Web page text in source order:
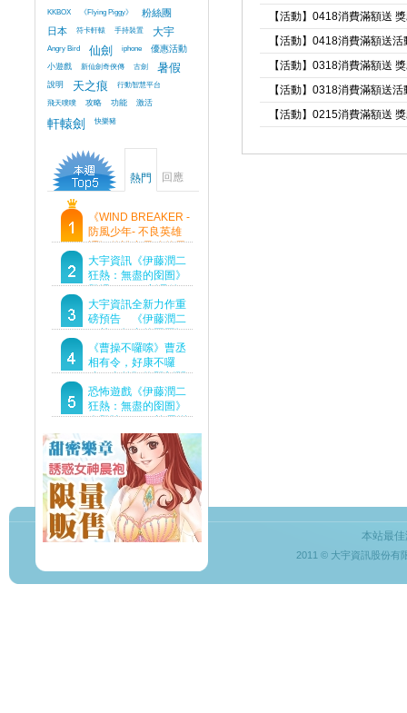
KKBOX 《Flying Piggy》
粉絲團
日本
符卡軒轅 手持裝置 大宇
Angry Bird 仙劍 iphone 優惠活動
小遊戲 新仙劍奇俠傳 古劍 暑假
說明 天之痕
行動智慧平台
飛天噗噗
攻略 功能 激活
軒轅劍 快樂豬
熱門 回應
《WIND BREAKER -
防風少年- 不良英雄
譚》傳說中最強的男
人現身！即將顛覆風
鈴高中！
大宇資訊《伊藤潤二
狂熱：無盡的囹圄》
登場 Steam 新品節
首支預告片及遊戲
Demo重磅釋出
大宇資訊全新力作重
磅預告 《伊藤潤二
狂熱：無盡的囹圄》
驚悚亮相 ！伊藤潤二
恐怖世界首度進軍
Steam
《曹操不囉嗦》曹丞
相有令，好康不囉
嗦！事前預約即刻開
跑！
恐怖遊戲《伊藤潤二
狂熱：無盡的囹圄》
今登陸Steam 詭異洋
樓開啟 同步釋出最新
預告片
【活動】0418消費滿額送
【活動】0418消費滿額送
【活動】0318消費滿額送
【活動】0318消費滿額送
【活動】0215消費滿額送
本站最
2011 © 大宇資訊股份有